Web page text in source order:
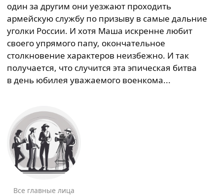
один за другим они уезжают проходить
армейскую службу по призыву в самые дальние
уголки России. И хотя Маша искренне любит
своего упрямого папу, окончательное
столкновение характеров неизбежно. И так
получается, что случится эта эпическая битва
в день юбилея уважаемого военкома...
Все главные лица